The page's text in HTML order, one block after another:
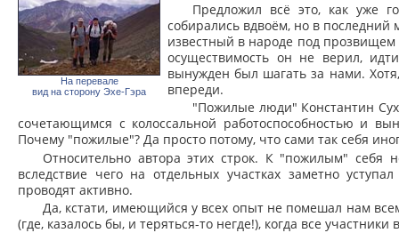
На перевале
вид на сторону Эхе-Гэра
Предложил всё это, как уже
собирались вдвоём, но в
известный в народе под прозвищем
осуществимость он не верил,
вынужден был шагать за нами.
впереди.
"Пожилые люди" Константин
сочетающимся с колоссальной работоспособностью и
Почему "пожилые"? Да просто потому, что сами так себя
Относительно автора этих строк. К "пожилым" себя
вследствие чего на отдельных участках заметно
проводят активно.
Да, кстати, имеющийся у всех опыт не помешал нам
(где, казалось бы, и теряться-то негде!), когда все